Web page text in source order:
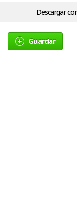
Descargar
Guardar